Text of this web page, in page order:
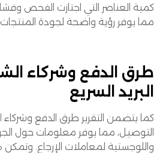
كمية العناصر التي اجتازت الفحص
مما يوفر رؤية واضحة لجودة المنتجات
طرق الدفع وشركاء
البريد السريع
كما يتضمن التقرير طرق الدفع
التوصيل، مما يوفر معلومات حول
واللوجستية لمعاملات الإرجاع. وتمكن